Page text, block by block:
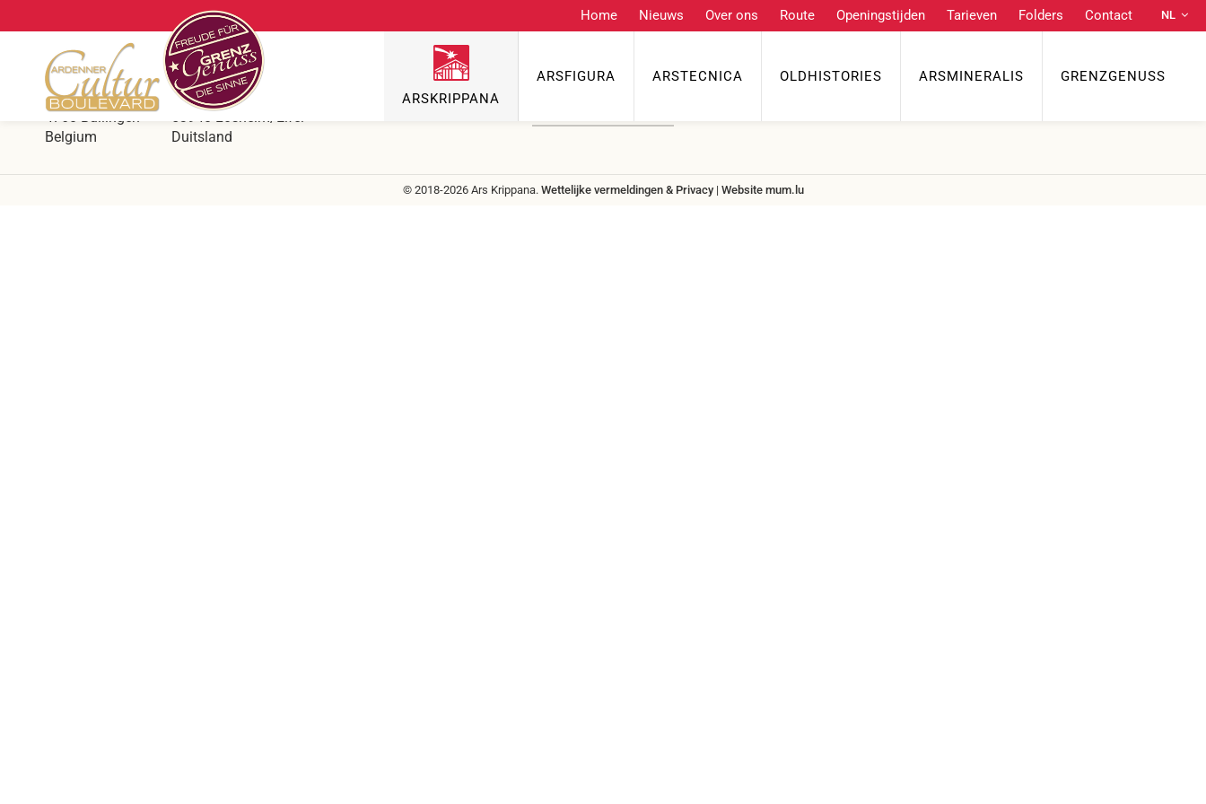
Home Nieuws Over ons Route Openingstijden Tarieven Folders Contact
NL
ARSKRIPPANA
ARSFIGURA ARSTECNICA OLDHISTORIES ARSMINERALIS GRENZGENUSS
Ars Krippana
Aan de Duits-Belgische grens
Hergersberg 1
4760 Büllingen
Belgium
Prümer Str. 55
53940 Losheim/Eifel
Duitsland
Telefoon
Route Openingstijden Tarieven
© 2018-2026 Ars Krippana. Wettelijke vermeldingen & Privacy| Website mum.lu